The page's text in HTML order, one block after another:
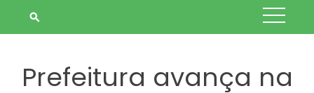
Prefeitura avança na